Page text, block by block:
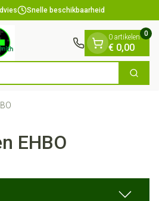
Snelle beschikbaarheid
Zoek
0 artikelen
€ 0,00
0
EHBO